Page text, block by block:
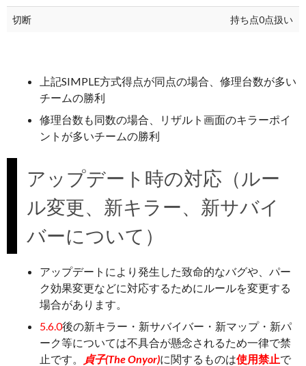
切断 持ち点0点扱い
上記SIMPLE方式得点が同点の場合、修理台数が多い
チームの勝利
修理台数も同数の場合、リザルト画面のキラーポイ
ントが多いチームの勝利
アップデート時の対応（ルー
ル変更、新キラー、新サバイ
バーについて）
アップデートにより発生した致命的なバグや、パー
ク効果変更などに対応するためにルールを変更する
場合があります。
5.6.0後の新キラー・新サバイバー・新マップ・新パ
ーク等については不具合が懸念されるため一律で禁
止です。
貞子(The Onyor)に関するものは使用禁止で